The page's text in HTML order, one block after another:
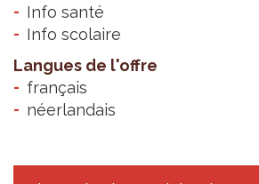
Info santé
Info scolaire
Langues de l'offre
français
néerlandais